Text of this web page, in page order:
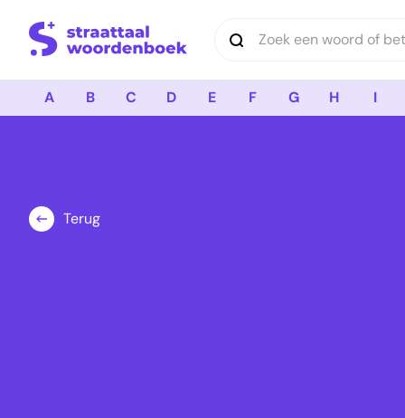
Logo Straattaal Woordenboek
A B C D E F G H I
Terug